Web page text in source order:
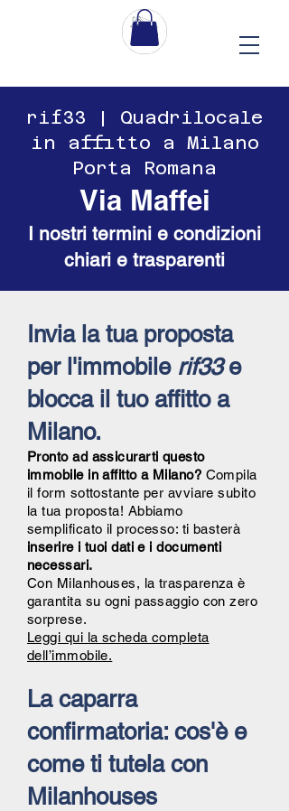
​​rif33 | Quadrilocale
in affitto a Milano
Porta Romana
Via Maffei
I nostri termini e condizioni
chiari e trasparenti
Invia la tua proposta
per l'immobile rif33e
blocca il tuo affitto a
Milano.
Pronto ad assicurarti questo
immobile in affitto a Milano? Compila
il form sottostante per avviare subito
la tua proposta! Abbiamo
semplificato il processo: ti basterà
inserire i tuoi dati e i documenti
necessari.
Con Milanhouses, la trasparenza è
garantita su ogni passaggio con zero
sorprese.
Leggi qui la scheda completa
dell’immobile.
La caparra
confirmatoria: cos'è e
come ti tutela con
Milanhouses